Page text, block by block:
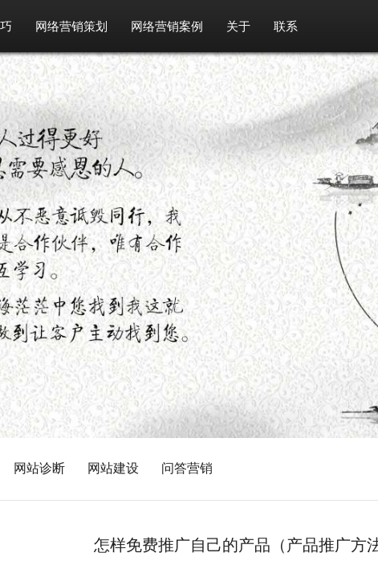
网络营销策划 网络营销案例 关于 联系
网站诊断 网站建设 问答营销
怎样免费推广自己的产品（产品推广方